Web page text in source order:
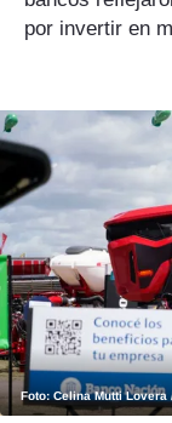
Maquinaria
Agronegocios
Mercados
por invertir en
Foto: Celina Mutti Lovera